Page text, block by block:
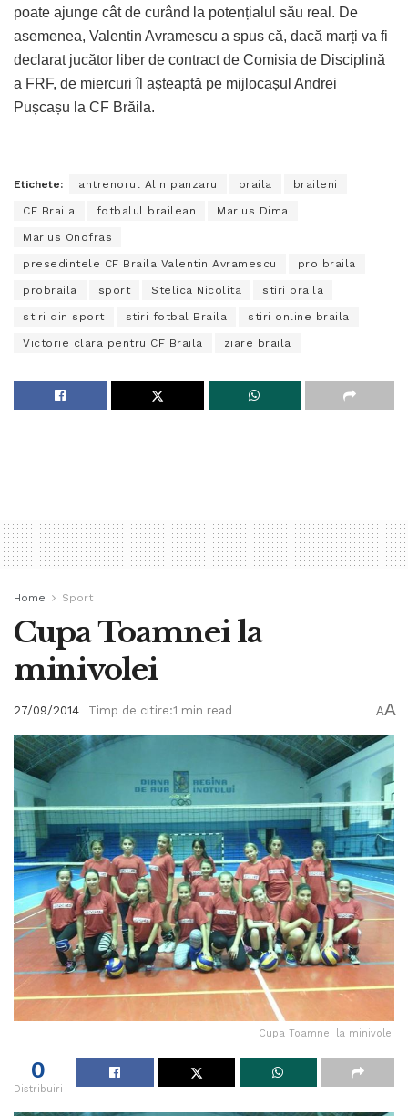
poate ajunge cât de curând la potențialul său real. De
asemenea, Valentin Avramescu a spus că, dacă marți va fi
declarat jucător liber de contract de Comisia de Disciplină
a FRF, de miercuri îl așteaptă pe mijlocașul Andrei
Pușcașu la CF Brăila.
Etichete: antrenorul Alin panzaru braila braileni
CF Braila fotbalul brailean Marius Dima
Marius Onofras
presedintele CF Braila Valentin Avramescu pro braila
probraila sport Stelica Nicolita stiri braila
stiri din sport stiri fotbal Braila stiri online braila
Victorie clara pentru CF Braila ziare braila
Home Sport
Cupa Toamnei la
minivolei
27/09/2014 Timp de citire:1 min read AA
Cupa Toamnei la minivolei
0
Distribuiri